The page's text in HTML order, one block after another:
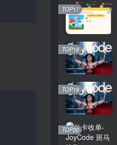
TOP17
TOP18
TOP19
TOP20